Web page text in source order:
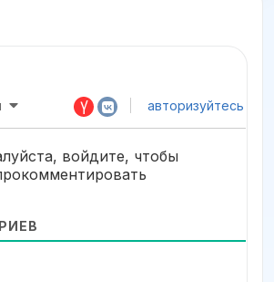
авторизуйтесь
войдите, чтобы